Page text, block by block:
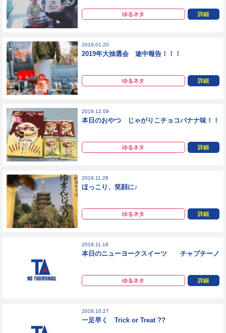
ゆるネタ 詳細
2019.01.20
2019年大抽選会 途中報告！！！
ゆるネタ 詳細
2018.12.09
本日のおやつ じゃがりこチョコバナナ味！！
ゆるネタ 詳細
2018.11.28
ほっこり、笑顔に♪
ゆるネタ 詳細
2018.11.18
本日のニューヨークスイーツ チャプチーノ
ゆるネタ 詳細
2018.10.27
一足早く Trick or Treat ??